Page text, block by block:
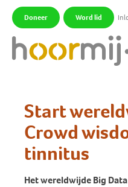
Doneer Word lid
Start
Crowd
tinnitus
Het wereldwijde Big